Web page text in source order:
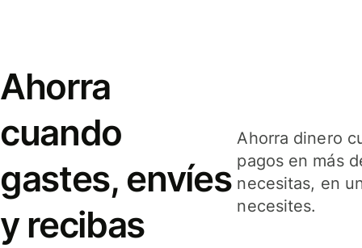
Ahorra
cuando
gastes, envíes
y recibas
Ahorra dinero
pagos en más
necesitas, en
necesites.